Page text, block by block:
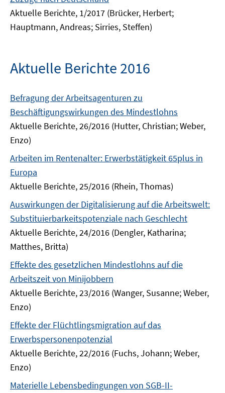
Aktuelle Berichte, 1/2017 (Brücker, Herbert;
Hauptmann, Andreas; Sirries, Steffen)
Aktuelle Berichte 2016
Befragung der Arbeitsagenturen zu
Beschäftigungswirkungen des Mindestlohns
Aktuelle Berichte, 26/2016 (Hutter, Christian; Weber,
Enzo)
Arbeiten im Rentenalter: Erwerbstätigkeit 65plus in
Europa
Aktuelle Berichte, 25/2016 (Rhein, Thomas)
Auswirkungen der Digitalisierung auf die Arbeitswelt:
Substituierbarkeitspotenziale nach Geschlecht
Aktuelle Berichte, 24/2016 (Dengler, Katharina;
Matthes, Britta)
Effekte des gesetzlichen Mindestlohns auf die
Arbeitszeit von Minijobbern
Aktuelle Berichte, 23/2016 (Wanger, Susanne; Weber,
Enzo)
Effekte der Flüchtlingsmigration auf das
Erwerbspersonenpotenzial
Aktuelle Berichte, 22/2016 (Fuchs, Johann; Weber,
Enzo)
Materielle Lebensbedingungen von SGB-II-